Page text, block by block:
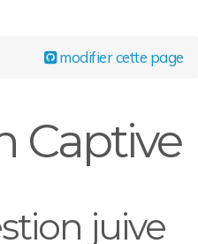
modifier cette page
Captive
juive